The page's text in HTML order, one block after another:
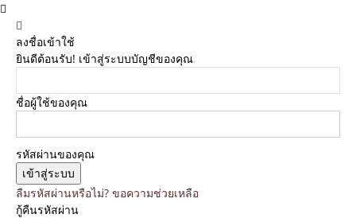
ลงชื่อเข้าใช้
ยินดีต้อนรับ! เข้าสู่ระบบบัญชีของคุณ
ชื่อผู้ใช้ของคุณ
รหัสผ่านของคุณ
ลืมรหัสผ่านหรือไม่? ขอความช่วยเหลือ
กู้คืนรหัสผ่าน